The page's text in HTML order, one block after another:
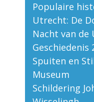
Populaire
Utrecht: De
Nacht van de
Geschiedenis
Spuiten en
Museum
Schildering